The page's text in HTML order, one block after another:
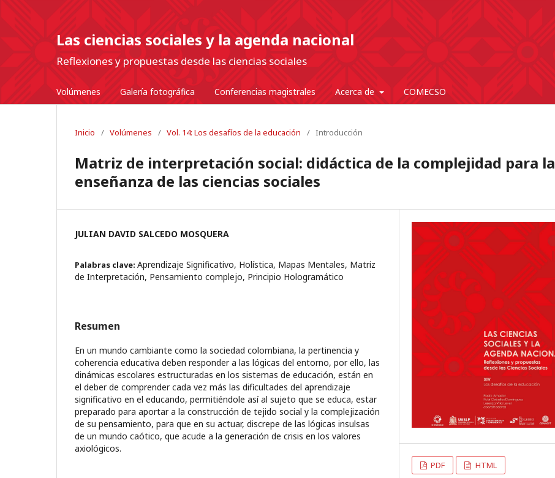
Las ciencias sociales y la agenda nacional
Reflexiones y propuestas desde las ciencias sociales
Volúmenes Galería fotográfica Conferencias magistrales Acerca de COMECSO
Inicio / Volúmenes / Vol. 14: Los desafíos de la educación / Introducción
Matriz de interpretación social: didáctica de la complejidad para la
enseñanza de las ciencias sociales
JULIAN DAVID SALCEDO MOSQUERA
Palabras clave: Aprendizaje Significativo, Holística, Mapas Mentales, Matriz
de Interpretación, Pensamiento complejo, Principio Hologramático
Resumen
En un mundo cambiante como la sociedad colombiana, la pertinencia y
coherencia educativa deben responder a las lógicas del entorno, por ello, las
dinámicas escolares estructuradas en los sistemas de educación, están en
el deber de comprender cada vez más las dificultades del aprendizaje
significativo en el educando, permitiéndole así al sujeto que se educa, estar
preparado para aportar a la construcción de tejido social y la complejización
de su pensamiento, para que en su actuar, discrepe de las lógicas insulsas
de un mundo caótico, que acude a la generación de crisis en los valores
axiológicos.
PDF HTML